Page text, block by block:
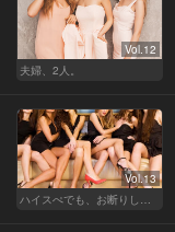
Vol.12
夫婦、2人。
Vol.13
ハイスぺでも、お断りします！